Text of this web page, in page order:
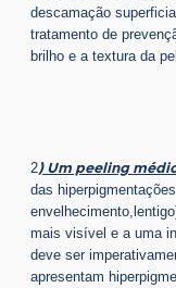
descamação
tratamento de
brilho e a textura da
2) Um peeling
das
mais visível e a uma
deve ser
apresentam